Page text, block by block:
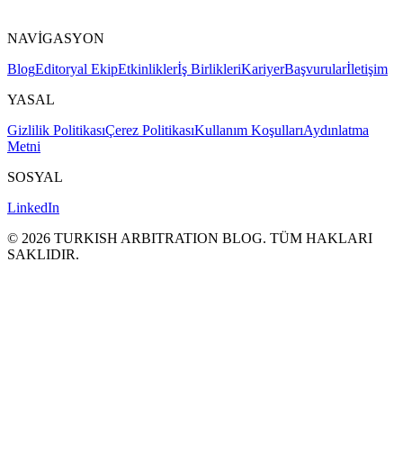
NAVİGASYON
BlogEditoryal EkipEtkinliklerİş BirlikleriKariyerBaşvurularİletişim
YASAL
Gizlilik PolitikasıÇerez PolitikasıKullanım KoşullarıAydınlatma
Metni
SOSYAL
LinkedIn
© 2026 TURKISH ARBITRATION BLOG. TÜM HAKLARI
SAKLΙDIR.